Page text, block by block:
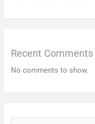
Recent Comments
No comments to show.